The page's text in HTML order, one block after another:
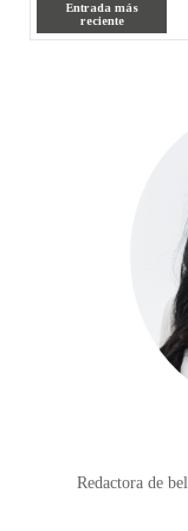
Entrada más
reciente
Redactora de